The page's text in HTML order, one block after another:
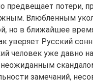
предвещает потери,
Влюбленным
но в ближайшее
уверяет Русский
человек уже давно
замечаний,